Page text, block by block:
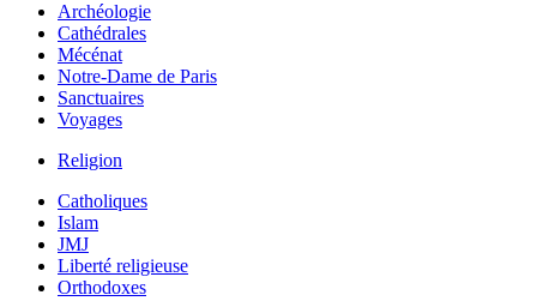
Archéologie
Cathédrales
Mécénat
Notre-Dame de Paris
Sanctuaires
Voyages
Religion
Catholiques
Islam
JMJ
Liberté religieuse
Orthodoxes